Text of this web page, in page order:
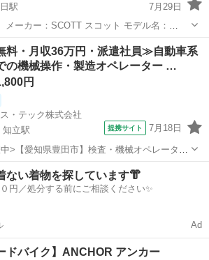
駅
7月29日
るギア有りま...
朝日駅 クロスバイク サイト
料・月収36万円・派遣社員≫自動車系
の機械操作・製造オペレーター …
円
・テック株式会社
知立駅
提携サイト 7月18日
>【愛知県豊田市】検査・機械オペレーター
ngy144-99 仕事概要 仕事概要 安
・ー・ー・ー 毎週火曜/金曜 入社チャン
駅 その他
ない着物を探しています👘
円／処分する前にご相談ください✨
Ad
ドバイク】ANCHOR アンカー